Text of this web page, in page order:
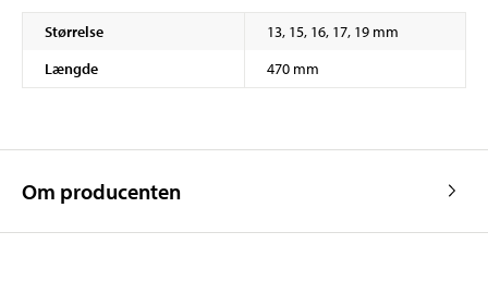
Størrelse
13, 15, 16, 17, 19 mm
Længde
470 mm
Om producenten